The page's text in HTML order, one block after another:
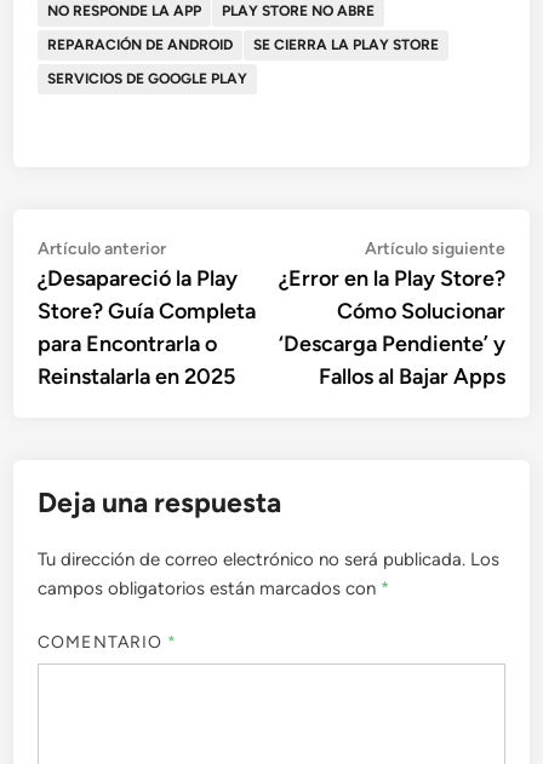
NO RESPONDE LA APP
PLAY STORE NO ABRE
REPARACIÓN DE ANDROID
SE CIERRA LA PLAY STORE
SERVICIOS DE GOOGLE PLAY
Navegación
de
entradas
Artículo anteriorArtículo
anterior:
¿Desapareció la Play
Store? Guía Completa
para Encontrarla o
Reinstalarla en 2025
Artículo siguiente
¿Error en la Play Store?
Cómo Solucionar
‘Descarga Pendiente’ y
Fallos al Bajar Apps
Deja una respuesta
Tu dirección de correo electrónico no será publicada. Los
campos obligatorios están marcados con *
COMENTARIO *